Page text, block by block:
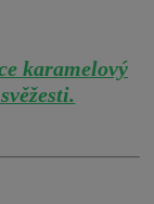
karamelový